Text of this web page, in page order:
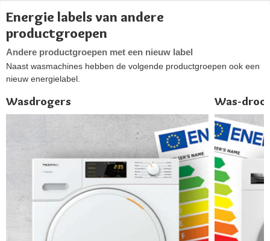
Energie labels van andere
productgroepen
Andere productgroepen met een nieuw label
Naast wasmachines hebben de volgende productgroepen ook een
nieuw energielabel.
Wasdrogers Was-